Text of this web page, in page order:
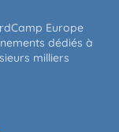
Europe
dédiés à
milliers